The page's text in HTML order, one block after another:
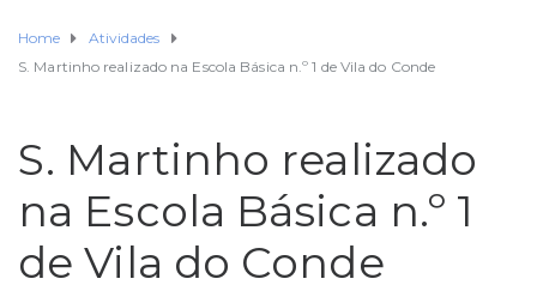
Home
Atividades
S. Martinho realizado na Escola Básica n.º 1 de Vila do Conde
S. Martinho realizado
na Escola Básica n.º 1
de Vila do Conde